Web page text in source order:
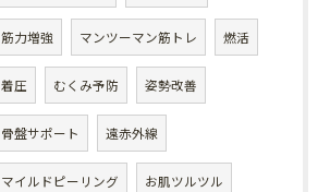
筋力増強 マンツーマン筋トレ 燃活
着圧 むくみ予防 姿勢改善
骨盤サポート 遠赤外線
マイルドピーリング お肌ツルツル